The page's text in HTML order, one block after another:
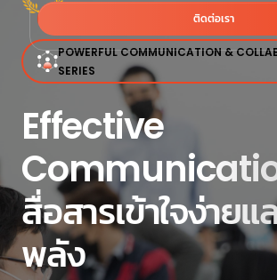
ติดต่อเรา
POWERFUL COMMUNICATION &
SERIES
Effective
สื่อสารเข้าใจง่ายแ
พลัง